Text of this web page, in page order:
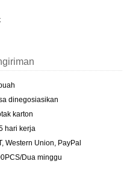
dinegosiasikan
karton
hari kerja
Western Union, PayPal
Dua minggu